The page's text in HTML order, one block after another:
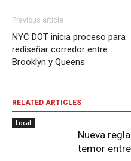
Previous article
NYC DOT inicia proceso para
rediseñar corredor entre
Brooklyn y Queens
RELATED ARTICLES
Local
Nueva
temor